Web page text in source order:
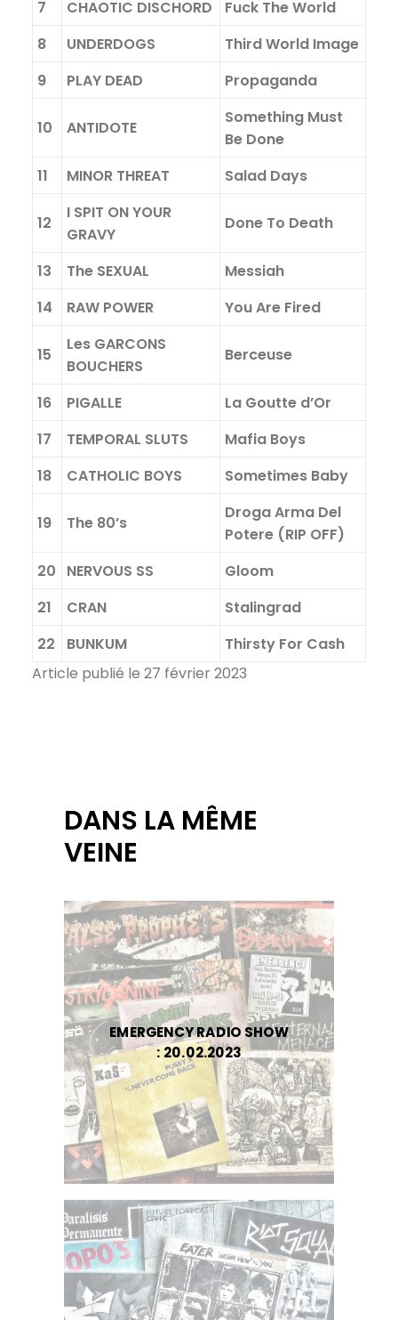
7 CHAOTIC DISCHORD
Fuck The World
8
UNDERDOGS
Third World Image
9
PLAY DEAD Propaganda
10 ANTIDOTE
Something Must
Be Done
11
MINOR THREAT Salad Days
12
I SPIT ON YOUR
GRAVY
Done To Death
13 The SEXUAL
Messiah
14
RAW POWER You Are Fired
15
Les GARCONS
BOUCHERS
Berceuse
16 PIGALLE
La Goutte d’Or
17
TEMPORAL SLUTS
Mafia Boys
18
CATHOLIC BOYS Sometimes Baby
19 The 80’s
Droga Arma Del
Potere (RIP OFF)
20
NERVOUS SS
Gloom
21
CRAN
Stalingrad
22
BUNKUM
Thirsty For Cash
Article publié le 27 février 2023
DANS LA MÊME
VEINE
EMERGENCY RADIO SHOW
: 20.02.2023